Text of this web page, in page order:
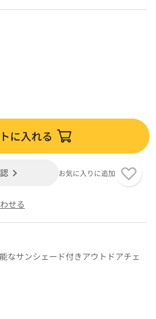
に入れる
お気に入りに追加
せる
なサンシェード付きアウトドアチェ